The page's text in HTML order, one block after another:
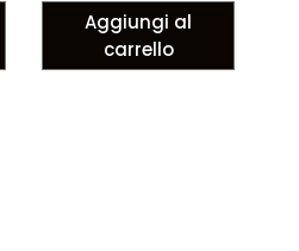
Aggiungi al
carrello